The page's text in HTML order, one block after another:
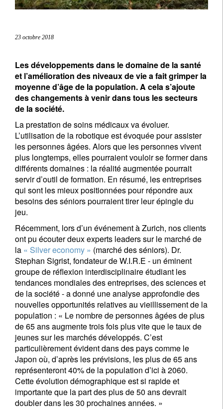
23 octobre 2018
Les développements dans le domaine de la santé
et l’amélioration des niveaux de vie a fait grimper la
moyenne d’âge de la population. A cela s’ajoute
des changements à venir dans tous les secteurs
de la société.
La prestation de soins médicaux va évoluer.
L’utilisation de la robotique est évoquée pour assister
les personnes âgées. Alors que les personnes vivent
plus longtemps, elles pourraient vouloir se former dans
différents domaines : la réalité augmentée pourrait
servir d’outil de formation. En résumé, les entreprises
qui sont les mieux positionnées pour répondre aux
besoins des séniors pourraient tirer leur épingle du
jeu.
Récemment, lors d’un événement à Zurich, nos clients
ont pu écouter deux experts leaders sur le marché de
la « Silver economy » (marché des séniors). Dr.
Stephan Sigrist, fondateur de W.I.R.E - un éminent
groupe de réflexion interdisciplinaire étudiant les
tendances mondiales des entreprises, des sciences et
de la société - a donné une analyse approfondie des
nouvelles opportunités relatives au vieillissement de la
population : « Le nombre de personnes âgées de plus
de 65 ans augmente trois fois plus vite que le taux de
jeunes sur les marchés développés. C’est
particulièrement évident dans des pays comme le
Japon où, d’après les prévisions, les plus de 65 ans
représenteront 40% de la population d’ici à 2060.
Cette évolution démographique est si rapide et
importante que la part des plus de 50 ans devrait
doubler dans les 30 prochaines années. »